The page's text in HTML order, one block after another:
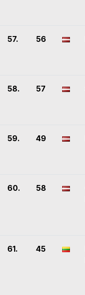
57. 56
58. 57
59. 49
60. 58
61. 45